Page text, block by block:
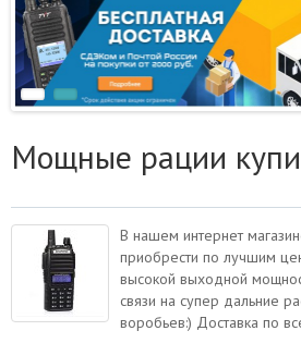
Мощные рации
В нашем интернет
приобрести по лучшим
высокой выходной
связи на супер дальние
воробьев:) Доставка по